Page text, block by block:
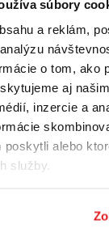
súbory
a reklám,
o tom, ako
aj
inzercie a
poskytli alebo
služby.
na mäkké
sklade